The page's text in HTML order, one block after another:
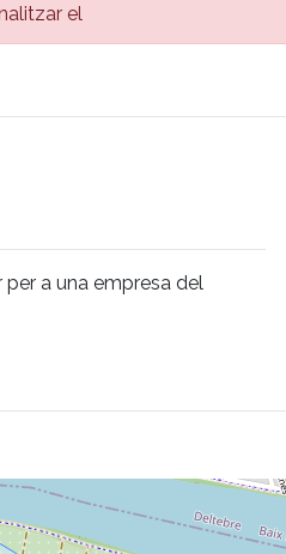
el
a una empresa del